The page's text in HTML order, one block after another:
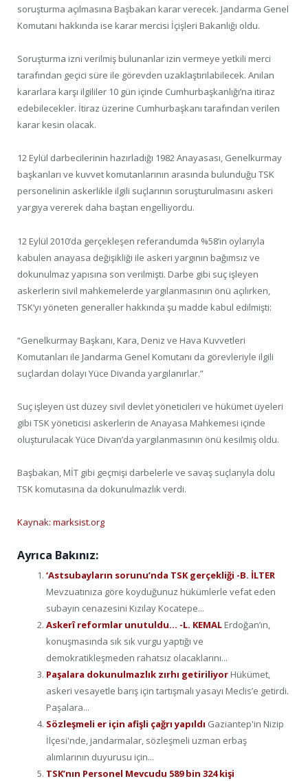
soruşturma açılmasına Başbakan karar verecek. Jandarma Genel
Komutanı hakkında ise karar mercisi İçişleri Bakanlığı oldu.
Soruşturma izni verilmiş bulunanlar izin vermeye yetkili merci
tarafından geçici süre ile görevden uzaklaştırılabilecek. Anılan
kararlara karşı ilgililer 10 gün içinde Cumhurbaşkanlığı’na itiraz
edebilecekler. İtiraz üzerine Cumhurbaşkanı tarafından verilen
karar kesin olacak.
12 Eylül darbecilerinin hazırladığı 1982 Anayasası, Genelkurmay
başkanları ve kuvvet komutanlarının arasında bulunduğu TSK
personelinin askerlikle ilgili suçlarının soruşturulmasını askeri
yargıya vererek daha baştan engelliyordu.
12 Eylül 2010’da gerçekleşen referandumda %58’in oylarıyla
kabulen anayasa değişikliği ile askeri yargının bağımsız ve
dokunulmaz yapısına son verilmişti. Darbe gibi suç işleyen
askerlerin sivil mahkemelerde yargılanmasının önü açılırken,
TSK’yı yöneten generaller hakkında şu madde kabul edilmişti:
“Genelkurmay Başkanı, Kara, Deniz ve Hava Kuvvetleri
Komutanları ile Jandarma Genel Komutanı da görevleriyle ilgili
suçlardan dolayı Yüce Divanda yargılanırlar.”
Suç işleyen üst düzey sivil devlet yöneticileri ve hükümet üyeleri
gibi TSK yöneticisi askerlerin de Anayasa Mahkemesi içinde
oluşturulacak Yüce Divan’da yargılanmasının önü kesilmiş oldu.
Başbakan, MİT gibi geçmişi darbelerle ve savaş suçlarıyla dolu
TSK komutasına da dokunulmazlık verdi.
Kaynak: marksist.org
Ayrıca Bakınız:
‘Astsubayların sorunu’nda TSK gerçekliği -B. İLTER
Mevzuatınıza göre koyduğunuz hükümlerle vefat eden
subayın cenazesini Kızılay Kocatepe...
Askerî reformlar unutuldu… -L. KEMAL Erdoğan’ın,
konuşmasında sık sık vurgu yaptığı ve
demokratikleşmeden rahatsız olacaklarını...
Paşalara dokunulmazlık zırhı getiriliyor Hükümet,
askeri vesayetle barış için tartışmalı yasayı Meclis’e getirdi.
Paşalara...
Sözleşmeli er için afişli çağrı yapıldı Gaziantep'in Nizip
İlçesi'nde, jandarmalar, sözleşmeli uzman erbaş
alımlarının duyurusu için...
TSK’nın Personel Mevcudu 589 bin 324 kişi